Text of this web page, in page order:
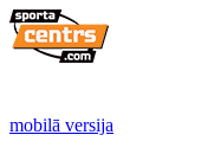
mobilā versija